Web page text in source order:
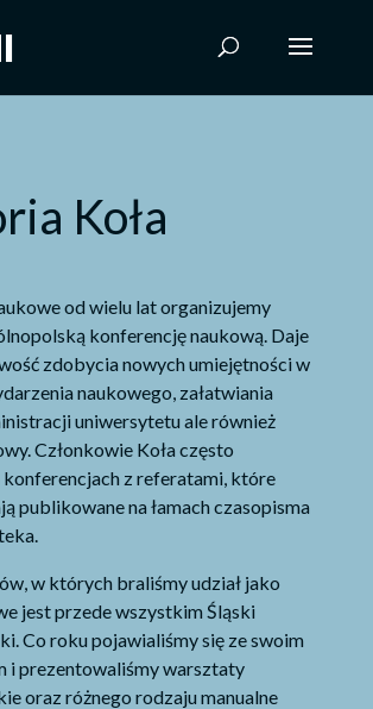
Koła
od wielu lat organizujemy
konferencję naukową. Daje
zdobycia nowych umiejętności w
naukowego, załatwiania
uniwersytetu ale również
Członkowie Koła często
konferencjach z referatami, które
publikowane na łamach czasopisma
w których braliśmy udział jako
jest przede wszystkim Śląski
Co roku pojawialiśmy się ze swoim
i prezentowaliśmy warsztaty
oraz różnego rodzaju manualne